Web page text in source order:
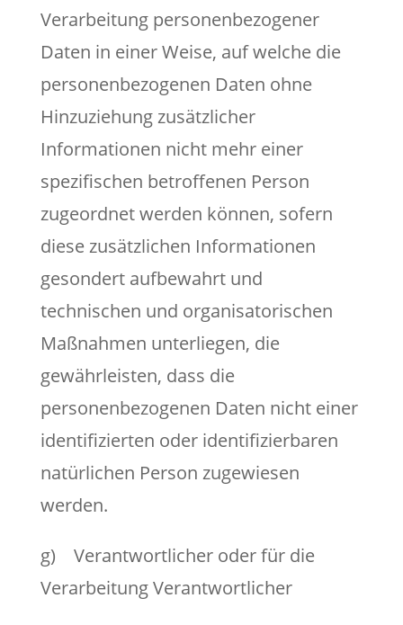
Verarbeitung personenbezogener
Daten in einer Weise, auf welche die
personenbezogenen Daten ohne
Hinzuziehung zusätzlicher
Informationen nicht mehr einer
spezifischen betroffenen Person
zugeordnet werden können, sofern
diese zusätzlichen Informationen
gesondert aufbewahrt und
technischen und organisatorischen
Maßnahmen unterliegen, die
gewährleisten, dass die
personenbezogenen Daten nicht einer
identifizierten oder identifizierbaren
natürlichen Person zugewiesen
werden.
g) Verantwortlicher oder für die
Verarbeitung Verantwortlicher